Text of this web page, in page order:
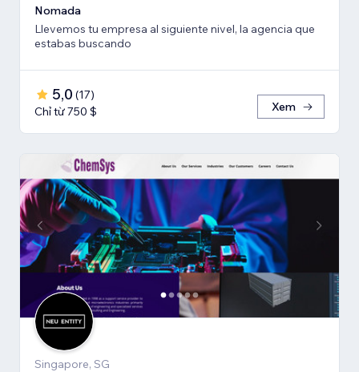
Nomada
Llevemos tu empresa al siguiente nivel, la agencia que
estabas buscando
5,0 (17)
Chỉ từ 750 $
Xem
Singapore, SG